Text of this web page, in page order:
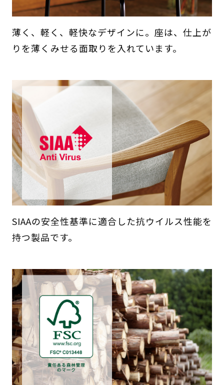
薄く、軽く、軽快なデザインに。座は、仕上が
りを薄くみせる面取りを入れています。
SIAAの安全性基準に適合した抗ウイルス性能を
持つ製品です。